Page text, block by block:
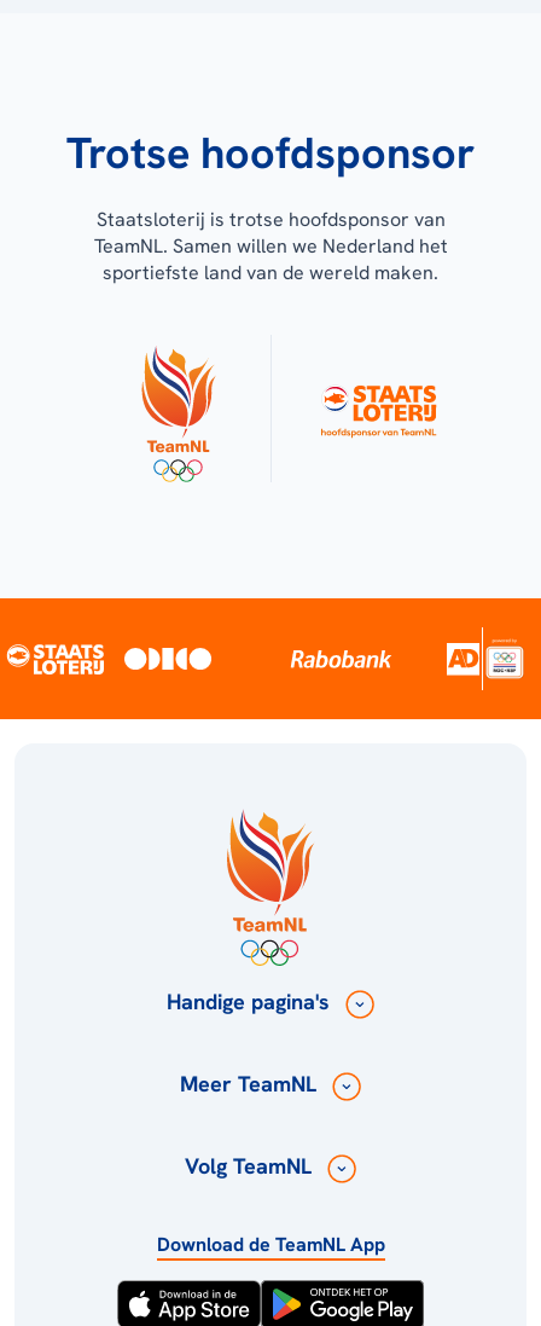
Trotse hoofdsponsor
Staatsloterij is trotse hoofdsponsor van
TeamNL. Samen willen we Nederland het
sportiefste land van de wereld maken.
Handige pagina's
Meer TeamNL
Volg TeamNL
Download de TeamNL App